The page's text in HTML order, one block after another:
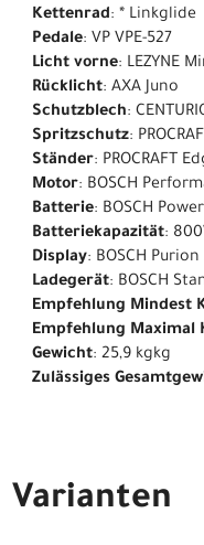
Kettenrad: * Linkglide
Pedale: VP VPE-527
Licht vorne: LEZYNE
Rücklicht: AXA Juno
Schutzblech:
Spritzschutz:
Ständer: PROCRAFT
Motor: BOSCH
Batterie: BOSCH
Batteriekapazität:
Display: BOSCH
Ladegerät: BOSCH
Empfehlung Mindest
Empfehlung Maximal
Gewicht: 25,9 kgkg
Zulässiges
Varianten